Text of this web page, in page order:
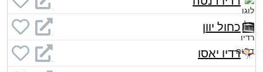
כחול יוון
רדיו יאסו